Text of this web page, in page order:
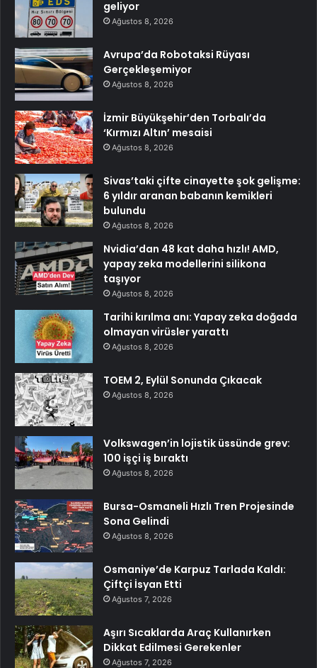
geliyor
Ağustos 8, 2026
Avrupa’da Robotaksi Rüyası
Gerçekleşemiyor
Ağustos 8, 2026
İzmir Büyükşehir’den Torbalı’da
‘Kırmızı Altın’ mesaisi
Ağustos 8, 2026
Sivas’taki çifte cinayette şok gelişme:
6 yıldır aranan babanın kemikleri
bulundu
Ağustos 8, 2026
Nvidia’dan 48 kat daha hızlı! AMD,
yapay zeka modellerini silikona
taşıyor
Ağustos 8, 2026
Tarihi kırılma anı: Yapay zeka doğada
olmayan virüsler yarattı
Ağustos 8, 2026
TOEM 2, Eylül Sonunda Çıkacak
Ağustos 8, 2026
Volkswagen’in lojistik üssünde grev:
100 işçi iş bıraktı
Ağustos 8, 2026
Bursa-Osmaneli Hızlı Tren Projesinde
Sona Gelindi
Ağustos 8, 2026
Osmaniye’de Karpuz Tarlada Kaldı:
Çiftçi İsyan Etti
Ağustos 7, 2026
Aşırı Sıcaklarda Araç Kullanırken
Dikkat Edilmesi Gerekenler
Ağustos 7, 2026